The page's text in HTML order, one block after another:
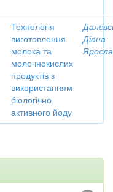
Технологія
виготовлення
молока та
молочнокислих
продуктів з
використанням
біологічно
активного йоду
Діана